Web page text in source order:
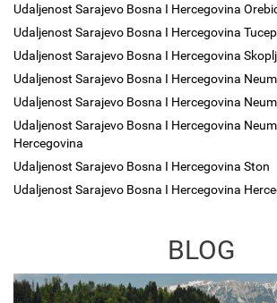
Udaljenost Sarajevo Bosna I Hercegovina
Udaljenost Sarajevo Bosna I Hercegovina
Udaljenost Sarajevo Bosna I Hercegovina
Udaljenost Sarajevo Bosna I Hercegovina Neum
Udaljenost Sarajevo Bosna I Hercegovina
Udaljenost Sarajevo Bosna I Hercegovina
Hercegovina
Udaljenost Sarajevo Bosna I Hercegovina Ston
Udaljenost Sarajevo Bosna I Hercegovina
BLOG